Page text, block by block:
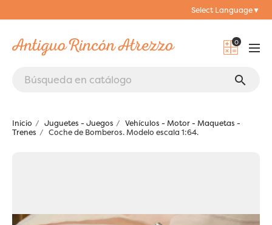
Select Language▼
0
search
Inicio Juguetes - Juegos
Vehículos - Motor - Maquetas -
Trenes
Coche de Bomberos. Modelo escala 1:64.